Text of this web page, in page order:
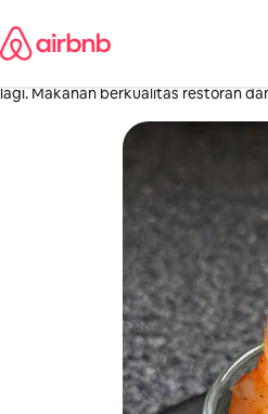
langsung
lihat
Homewood, Illinois
,
·April 2026
Makanan yang luar biasa! Kami
lagi. Makanan berkualitas restoran